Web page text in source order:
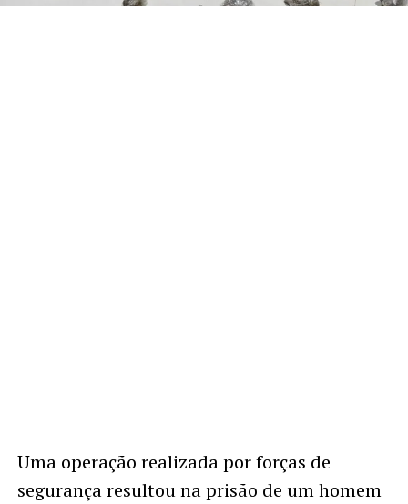
Uma operação realizada por forças de
segurança resultou na prisão de um homem